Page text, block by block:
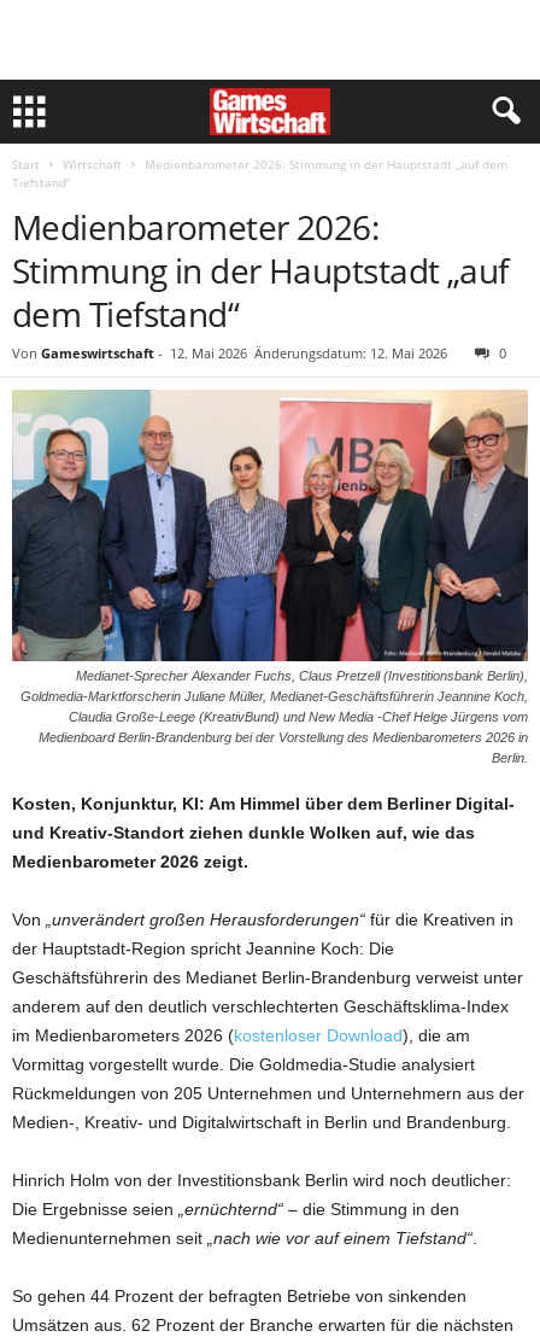
Start Wirtschaft
Medienbarometer 2026: Stimmung in der Hauptstadt „auf dem
Tiefstand“
Medienbarometer 2026:
Stimmung in der Hauptstadt „auf
dem Tiefstand“
Von Gameswirtschaft - 12. Mai 2026 Änderungsdatum: 12. Mai 2026 0
Medianet-Sprecher Alexander Fuchs, Claus Pretzell (Investitionsbank Berlin),
Goldmedia-Marktforscherin Juliane Müller, Medianet-Geschäftsführerin Jeannine Koch,
Claudia Große-Leege (KreativBund) und New Media -Chef Helge Jürgens vom
Medienboard Berlin-Brandenburg bei der Vorstellung des Medienbarometers 2026 in
Berlin.
Kosten, Konjunktur, KI: Am Himmel über dem Berliner Digital-
und Kreativ-Standort ziehen dunkle Wolken auf, wie das
Medienbarometer 2026 zeigt.
Von „unverändert großen Herausforderungen“ für die Kreativen in
der Hauptstadt-Region spricht Jeannine Koch: Die
Geschäftsführerin des Medianet Berlin-Brandenburg verweist unter
anderem auf den deutlich verschlechterten Geschäftsklima-Index
im Medienbarometers 2026 (kostenloser Download), die am
Vormittag vorgestellt wurde. Die Goldmedia-Studie analysiert
Rückmeldungen von 205 Unternehmen und Unternehmern aus der
Medien-, Kreativ- und Digitalwirtschaft in Berlin und Brandenburg.
Hinrich Holm von der Investitionsbank Berlin wird noch deutlicher:
Die Ergebnisse seien
„ernüchternd“ – die Stimmung in den
Medienunternehmen seit „nach wie vor auf einem Tiefstand“
So gehen 44 Prozent der befragten Betriebe von sinkenden
Umsätzen aus. 62 Prozent der Branche erwarten für die nächsten